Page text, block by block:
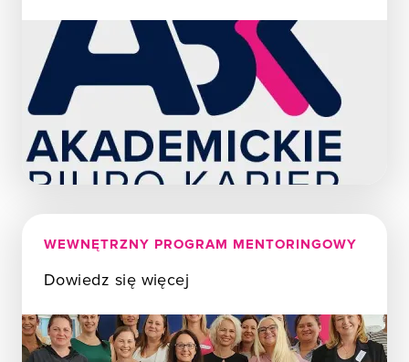
WEWNĘTRZNY PROGRAM MENTORINGOWY
Dowiedz się więcej